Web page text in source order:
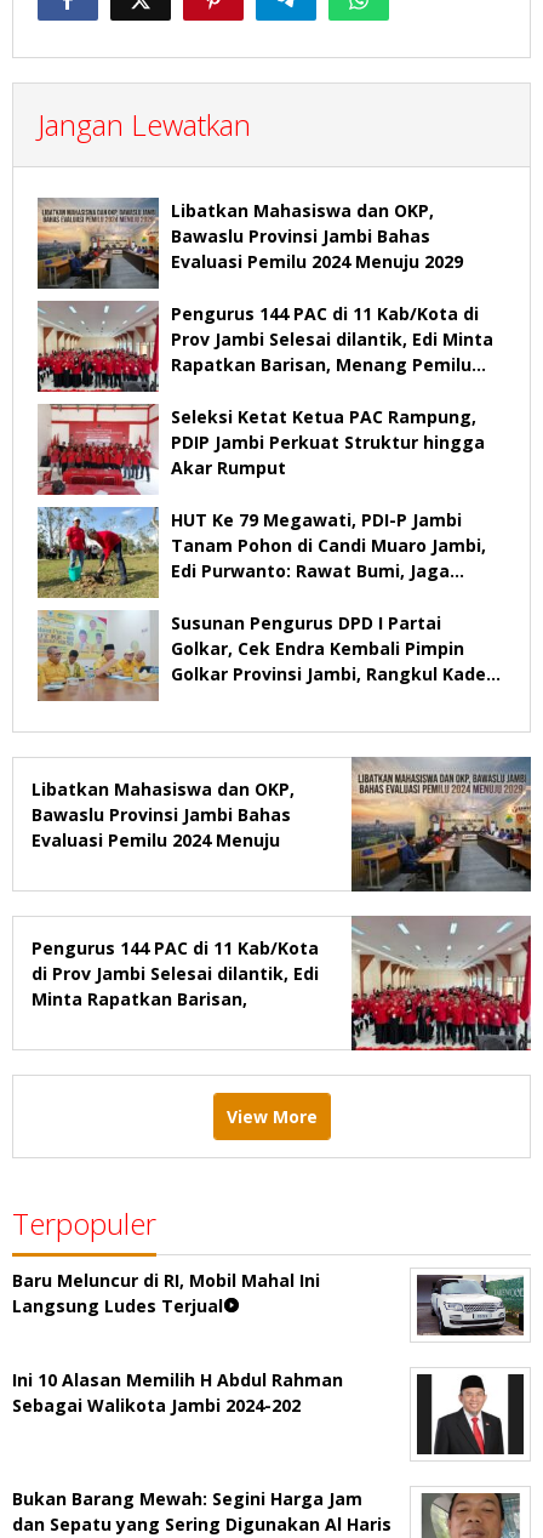
Jangan Lewatkan
Libatkan Mahasiswa dan OKP,
Bawaslu Provinsi Jambi Bahas
Evaluasi Pemilu 2024 Menuju 2029
Pengurus 144 PAC di 11 Kab/Kota di
Prov Jambi Selesai dilantik, Edi Minta
Rapatkan Barisan, Menang Pemilu
Seleksi Ketat Ketua PAC Rampung,
PDIP Jambi Perkuat Struktur hingga
Akar Rumput
HUT Ke 79 Megawati, PDI-P Jambi
Tanam Pohon di Candi Muaro Jambi,
Edi Purwanto: Rawat Bumi, Jaga
Susunan Pengurus DPD I Partai
Golkar, Cek Endra Kembali Pimpin
Golkar Provinsi Jambi, Rangkul Kader
Libatkan Mahasiswa dan OKP,
Bawaslu Provinsi Jambi Bahas
Evaluasi Pemilu 2024 Menuju
Pengurus 144 PAC di 11 Kab/Kota
di Prov Jambi Selesai dilantik, Edi
Minta Rapatkan Barisan,
View More
Terpopuler
Baru Meluncur di RI, Mobil Mahal Ini
Langsung Ludes Terjual
Ini 10 Alasan Memilih H Abdul Rahman
Sebagai Walikota Jambi 2024-202
Bukan Barang Mewah: Segini Harga Jam
dan Sepatu yang Sering Digunakan Al Haris